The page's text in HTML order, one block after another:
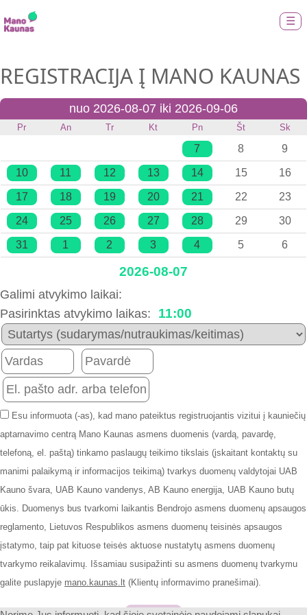
☰
REGISTRACIJA Į MANO KAUNAS
nuo 2026-08-07 iki 2026-09-06
Pr An Tr Kt Pn Št Sk
7 8 9
10 11 12 13 14 15 16
17 18 19 20 21 22 23
24 25 26 27 28 29 30
31 1 2 3 4 5 6
2026-08-07
Galimi atvykimo laikai:
Pasirinktas atvykimo laikas:
11:00
Esu informuota (-as), kad mano pateiktus registruojantis vizitui į kauniečių
aptarnavimo centrą Mano Kaunas asmens duomenis (vardą, pavardę,
telefoną, el. paštą) tinkamo paslaugų teikimo tikslais (įskaitant kontaktų su
manimi palaikymą ir informacijos teikimą) tvarkys duomenų valdytojai UAB
Kauno švara, UAB Kauno vandenys, AB Kauno energija, UAB Kauno butų
ūkis. Duomenys bus tvarkomi laikantis Bendrojo asmens duomenų apsaugos
reglamento, Lietuvos Respublikos asmens duomenų teisinės apsaugos
įstatymo, taip pat kituose teisės aktuose nustatytų asmens duomenų
tvarkymo reikalavimų. Išsamiau susipažinti su asmens duomenų tvarkymu
galite puslapyje mano.kaunas.lt (Klientų informavimo pranešimai).